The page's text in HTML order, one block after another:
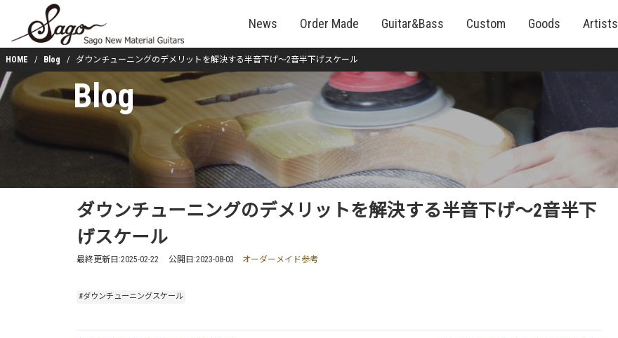
News Order Made Guitar&Bass Custom Goods Artists
HOME Blog ダウンチューニングのデメリットを解決する半音下げ～2音半下げスケール
Blog
ダウンチューニングのデメリットを解決する半音下げ～2音半下
げスケール
最終更新日:2025-02-22 公開日:2023-08-03 オーダーメイド参考
#ダウンチューニングスケール